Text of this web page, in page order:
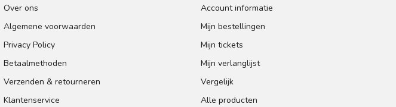
Over ons
Algemene voorwaarden
Privacy Policy
Betaalmethoden
Verzenden & retourneren
Klantenservice
Account informatie
Mijn bestellingen
Mijn tickets
Mijn verlanglijst
Vergelijk
Alle producten